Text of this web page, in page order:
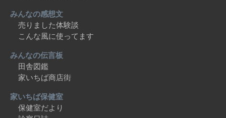
みんなの感想文
売りました体験談
こんな風に使ってます
みんなの伝言板
田舎図鑑
家いちば商店街
家いちば保健室
保健室だより